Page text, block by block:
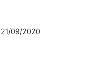
21/09/2020